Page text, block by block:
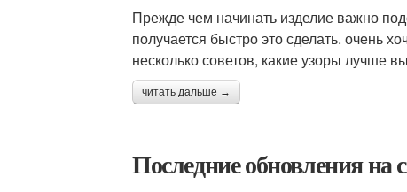
Прежде чем начинать изделие важно
получается быстро это сделать. очень
несколько советов, какие узоры лучше
читать дальше →
Последние обновления на